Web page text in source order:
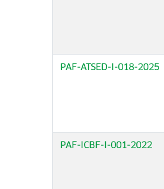
PAF-ATSED-I-018-2025
PAF-ICBF-I-001-2022